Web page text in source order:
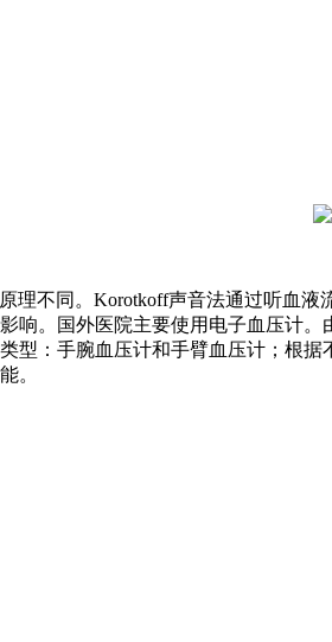
理不同。Korotkoff声音法通过听血
响。国外医院主要使用电子血压计
型：手腕血压计和手臂血压计；根
。